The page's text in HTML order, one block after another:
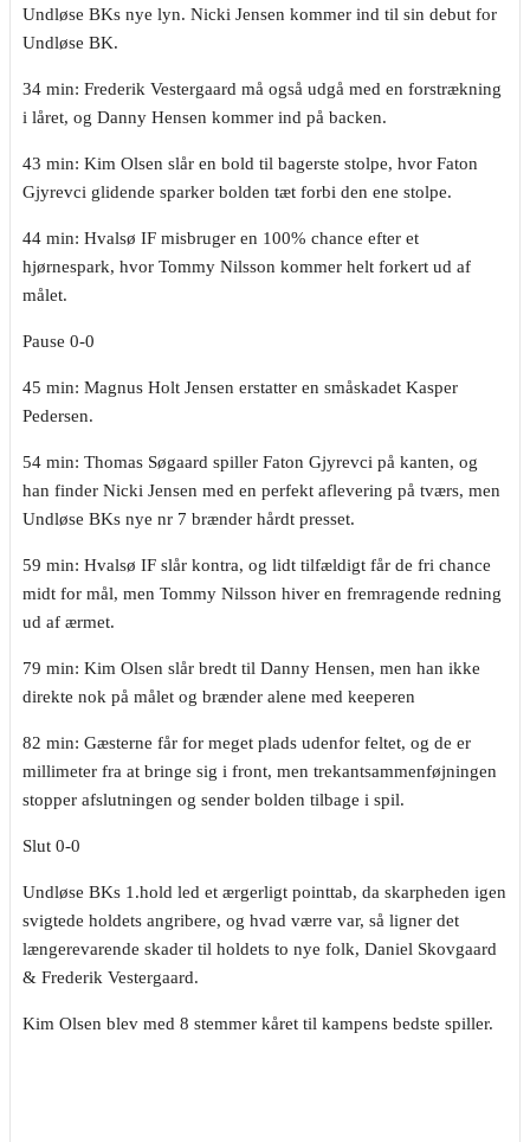
Undløse BKs nye lyn. Nicki Jensen kommer ind til sin debut for
Undløse BK.
34 min: Frederik Vestergaard må også udgå med en forstrækning
i låret, og Danny Hensen kommer ind på backen.
43 min: Kim Olsen slår en bold til bagerste stolpe, hvor Faton
Gjyrevci glidende sparker bolden tæt forbi den ene stolpe.
44 min: Hvalsø IF misbruger en 100% chance efter et
hjørnespark, hvor Tommy Nilsson kommer helt forkert ud af
målet.
Pause 0-0
45 min: Magnus Holt Jensen erstatter en småskadet Kasper
Pedersen.
54 min: Thomas Søgaard spiller Faton Gjyrevci på kanten, og
han finder Nicki Jensen med en perfekt aflevering på tværs, men
Undløse BKs nye nr 7 brænder hårdt presset.
59 min: Hvalsø IF slår kontra, og lidt tilfældigt får de fri chance
midt for mål, men Tommy Nilsson hiver en fremragende redning
ud af ærmet.
79 min: Kim Olsen slår bredt til Danny Hensen, men han ikke
direkte nok på målet og brænder alene med keeperen
82 min: Gæsterne får for meget plads udenfor feltet, og de er
millimeter fra at bringe sig i front, men trekantsammenføjningen
stopper afslutningen og sender bolden tilbage i spil.
Slut 0-0
Undløse BKs 1.hold led et ærgerligt pointtab, da skarpheden igen
svigtede holdets angribere, og hvad værre var, så ligner det
længerevarende skader til holdets to nye folk, Daniel Skovgaard
& Frederik Vestergaard.
Kim Olsen blev med 8 stemmer kåret til kampens bedste spiller.